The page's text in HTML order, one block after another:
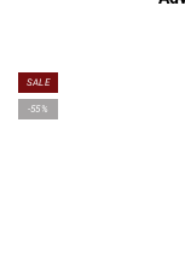
SALE
-55%